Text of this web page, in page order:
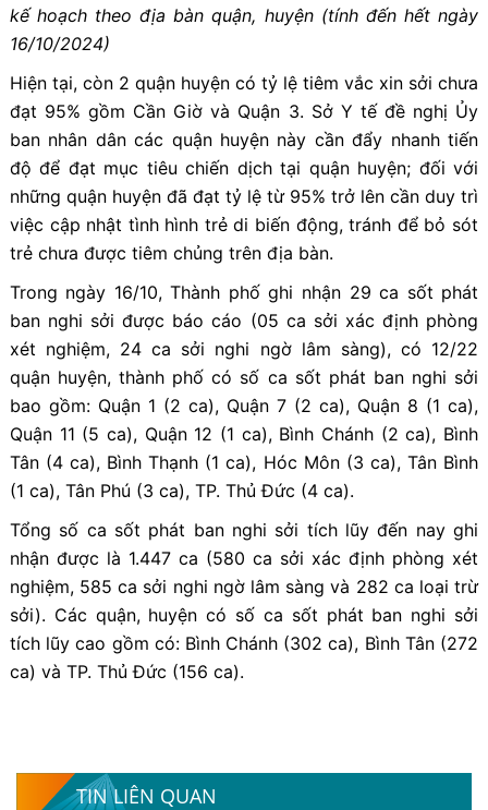
kế hoạch theo địa bàn quận, huyện (tính đến hết ngày
16/10/2024)
Hiện tại, còn 2 quận huyện có tỷ lệ tiêm vắc xin sởi chưa
đạt 95% gồm Cần Giờ và Quận 3. Sở Y tế đề nghị Ủy
ban nhân dân các quận huyện này cần đẩy nhanh tiến
độ để đạt mục tiêu chiến dịch tại quận huyện; đối với
những quận huyện đã đạt tỷ lệ từ 95% trở lên cần duy trì
việc cập nhật tình hình trẻ di biến động, tránh để bỏ sót
trẻ chưa được tiêm chủng trên địa bàn.
Trong ngày 16/10, Thành phố ghi nhận 29 ca sốt phát
ban nghi sởi được báo cáo (05 ca sởi xác định phòng
xét nghiệm, 24 ca sởi nghi ngờ lâm sàng), có 12/22
quận huyện, thành phố có số ca sốt phát ban nghi sởi
bao gồm: Quận 1 (2 ca), Quận 7 (2 ca), Quận 8 (1 ca),
Quận 11 (5 ca), Quận 12 (1 ca), Bình Chánh (2 ca), Bình
Tân (4 ca), Bình Thạnh (1 ca), Hóc Môn (3 ca), Tân Bình
(1 ca), Tân Phú (3 ca), TP. Thủ Đức (4 ca).
Tổng số ca sốt phát ban nghi sởi tích lũy đến nay ghi
nhận được là 1.447 ca (580 ca sởi xác định phòng xét
nghiệm, 585 ca sởi nghi ngờ lâm sàng và 282 ca loại trừ
sởi). Các quận, huyện có số ca sốt phát ban nghi sởi
tích lũy cao gồm có: Bình Chánh (302 ca), Bình Tân (272
ca) và TP. Thủ Đức (156 ca).
TIN LIÊN QUAN